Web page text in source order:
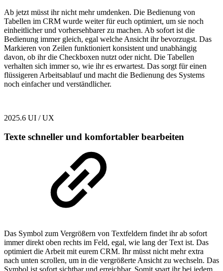
Ab jetzt müsst ihr nicht mehr umdenken. Die Bedienung von
Tabellen im CRM wurde weiter für euch optimiert, um sie noch
einheitlicher und vorhersehbarer zu machen. Ab sofort ist die
Bedienung immer gleich, egal welche Ansicht ihr bevorzugst. Das
Markieren von Zeilen funktioniert konsistent und unabhängig
davon, ob ihr die Checkboxen nutzt oder nicht. Die Tabellen
verhalten sich immer so, wie ihr es erwartest. Das sorgt für einen
flüssigeren Arbeitsablauf und macht die Bedienung des Systems
noch einfacher und verständlicher.
2025.6 UI / UX
Texte schneller und komfortabler bearbeiten
Das Symbol zum Vergrößern von Textfeldern findet ihr ab sofort
immer direkt oben rechts im Feld, egal, wie lang der Text ist. Das
optimiert die Arbeit mit eurem CRM. Ihr müsst nicht mehr extra
nach unten scrollen, um in die vergrößerte Ansicht zu wechseln. Das